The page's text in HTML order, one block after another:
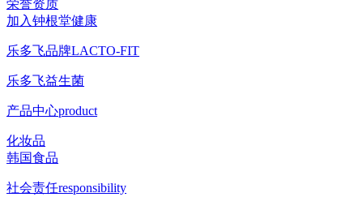
荣誉资质
加入钟根堂健康
乐多飞品牌LACTO-FIT
乐多飞益生菌
产品中心product
化妆品
韩国食品
社会责任responsibility